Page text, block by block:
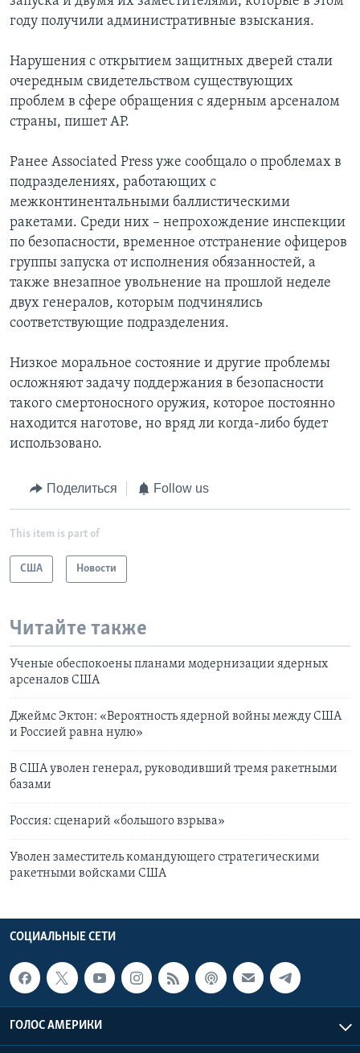
году получили административные взыскания.
Нарушения с открытием защитных дверей стали
очередным свидетельством существующих
проблем в сфере обращения с ядерным арсеналом
страны, пишет АР.
Ранее Associated Press уже сообщало о проблемах в
подразделениях, работающих с
межконтинентальными баллистическими
ракетами. Среди них – непрохождение инспекции
по безопасности, временное отстранение офицеров
группы запуска от исполнения обязанностей, а
также внезапное увольнение на прошлой неделе
двух генералов, которым подчинялись
соответствующие подразделения.
Низкое моральное состояние и другие проблемы
осложняют задачу поддержания в безопасности
такого смертоносного оружия, которое постоянно
находится наготове, но вряд ли когда-либо будет
использовано.
Поделиться Follow us
This item is part of
США Новости
Читайте также
Ученые обеспокоены планами модернизации ядерных
арсеналов США
Джеймс Эктон: «Вероятность ядерной войны между США
и Россией равна нулю»
В США уволен генерал, руководивший тремя ракетными
базами
Россия: сценарий «большого взрыва»
Уволен заместитель командующего стратегическими
ракетными войсками США
СОЦИАЛЬНЫЕ СЕТИ
ГОЛОС АМЕРИКИ